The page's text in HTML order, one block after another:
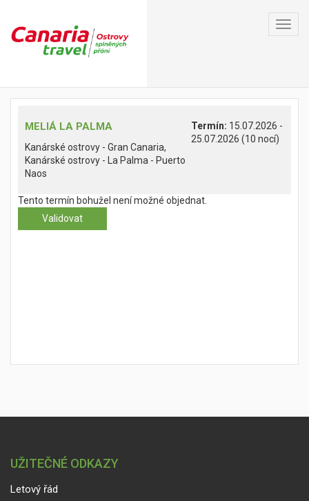
MELIÁ LA PALMA
Kanárské ostrovy - Gran Canaria,
Kanárské ostrovy - La Palma - Puerto
Naos
Termín: 15.07.2026 -
25.07.2026 (10 nocí)
Tento termín bohužel není možné objednat.
UŽITEČNÉ ODKAZY
Letový řád